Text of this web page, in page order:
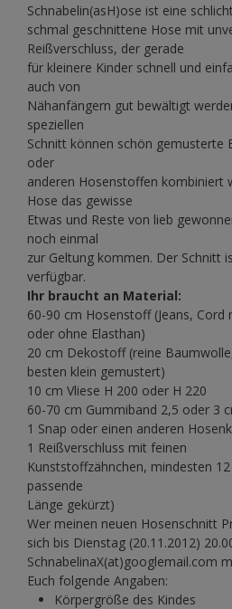
Schnabelin(asH)ose ist eine
schmal geschnittene Hose mit
Reißverschluss, der gerade
für kleinere Kinder schnell und
auch von
Nähanfängern gut bewältigt
speziellen
Schnitt können schön gemusterte
oder
anderen Hosenstoffen kombiniert
Hose das gewisse
Etwas und Reste von lieb
noch einmal
zur Geltung kommen. Der Schnitt
verfügbar.
Ihr braucht an Material:
60-90 cm Hosenstoff (Jeans, Cord
oder ohne Elasthan)
20 cm Dekostoff (reine
besten klein gemustert)
10 cm Vliese H 200 oder H 220
60-70 cm Gummiband 2,5 oder 3
1 Snap oder einen anderen
1 Reißverschluss mit feinen
Kunststoffzähnchen, mindesten
passende
Länge gekürzt)
Wer meinen neuen Hosenschnitt
sich bis Dienstag (20.11.2012)
SchnabelinaX(at)googlemail.com
Euch folgende Angaben:
Körpergröße des Kindes